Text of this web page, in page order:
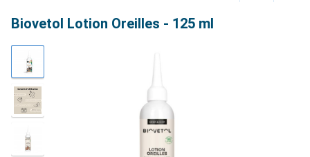
Biovetol Lotion Oreilles - 125 ml